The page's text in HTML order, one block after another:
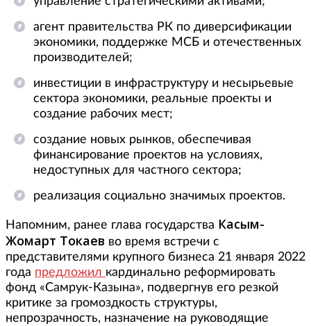
агент правительства РК по диверсификации
экономики, поддержке МСБ и отечественных
производителей;
инвестиции в инфраструктуру и несырьевые
сектора экономики, реальные проекты и
создание рабочих мест;
создание новых рынков, обеспечивая
финансирование проектов на условиях,
недоступных для частного сектора;
реализация социально значимых проектов.
Напомним, ранее глава государства Касым-
Жомарт Токаев во время встречи с
представителями крупного бизнеса 21 января 2022
года предложил кардинально реформировать
фонд «Самрук-Казына», подвергнув его резкой
критике за громоздкость структуры,
непрозрачность, назначение на руководящие